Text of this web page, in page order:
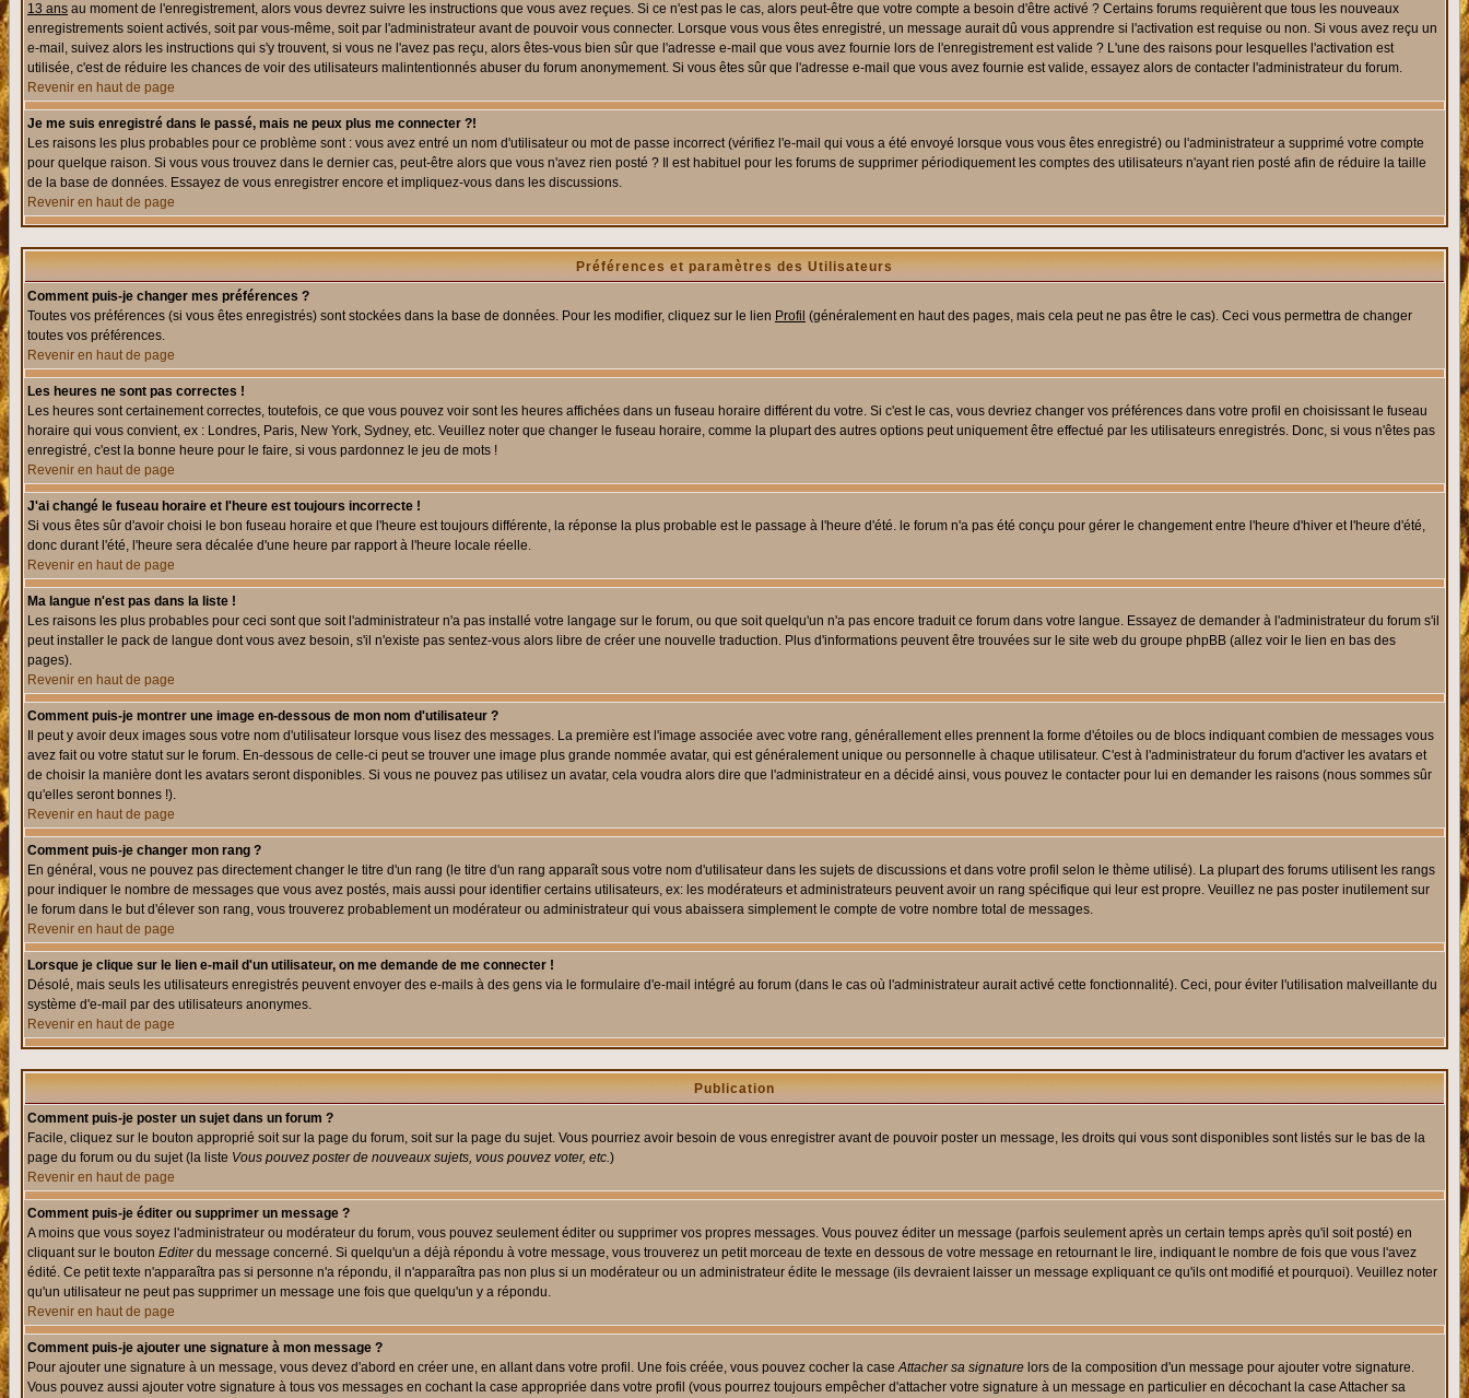
13 ans au moment de l'enregistrement, alors vous devrez suivre les instructions que vous avez reçues. Si ce n'est pas le cas, alors peut-être que votre compte a besoin d'être activé ? Certains forums requièrent que tous les nouveaux
enregistrements soient activés, soit par vous-même, soit par l'administrateur avant de pouvoir vous connecter. Lorsque vous vous êtes enregistré, un message aurait dû vous apprendre si l'activation est requise ou non. Si vous avez reçu un
e-mail, suivez alors les instructions qui s'y trouvent, si vous ne l'avez pas reçu, alors êtes-vous bien sûr que l'adresse e-mail que vous avez fournie lors de l'enregistrement est valide ? L'une des raisons pour lesquelles l'activation est
utilisée, c'est de réduire les chances de voir des utilisateurs malintentionnés abuser du forum anonymement. Si vous êtes sûr que l'adresse e-mail que vous avez fournie est valide, essayez alors de contacter l'administrateur du forum.
Revenir en haut de page
Je me suis enregistré dans le passé, mais ne peux plus me connecter ?!
Les raisons les plus probables pour ce problème sont : vous avez entré un nom d'utilisateur ou mot de passe incorrect (vérifiez l'e-mail qui vous a été envoyé lorsque vous vous êtes enregistré) ou l'administrateur a supprimé votre compte
pour quelque raison. Si vous vous trouvez dans le dernier cas, peut-être alors que vous n'avez rien posté ? Il est habituel pour les forums de supprimer périodiquement les comptes des utilisateurs n'ayant rien posté afin de réduire la taille
de la base de données. Essayez de vous enregistrer encore et impliquez-vous dans les discussions.
Revenir en haut de page
Préférences et paramètres des Utilisateurs
Comment puis-je changer mes préférences ?
Toutes vos préférences (si vous êtes enregistrés) sont stockées dans la base de données. Pour les modifier, cliquez sur le lien Profil (généralement en haut des pages, mais cela peut ne pas être le cas). Ceci vous permettra de changer
toutes vos préférences.
Revenir en haut de page
Les heures ne sont pas correctes !
Les heures sont certainement correctes, toutefois, ce que vous pouvez voir sont les heures affichées dans un fuseau horaire différent du votre. Si c'est le cas, vous devriez changer vos préférences dans votre profil en choisissant le fuseau
horaire qui vous convient, ex : Londres, Paris, New York, Sydney, etc. Veuillez noter que changer le fuseau horaire, comme la plupart des autres options peut uniquement être effectué par les utilisateurs enregistrés. Donc, si vous n'êtes pas
enregistré, c'est la bonne heure pour le faire, si vous pardonnez le jeu de mots !
Revenir en haut de page
J'ai changé le fuseau horaire et l'heure est toujours incorrecte !
Si vous êtes sûr d'avoir choisi le bon fuseau horaire et que l'heure est toujours différente, la réponse la plus probable est le passage à l'heure d'été. le forum n'a pas été conçu pour gérer le changement entre l'heure d'hiver et l'heure d'été,
donc durant l'été, l'heure sera décalée d'une heure par rapport à l'heure locale réelle.
Revenir en haut de page
Ma langue n'est pas dans la liste !
Les raisons les plus probables pour ceci sont que soit l'administrateur n'a pas installé votre langage sur le forum, ou que soit quelqu'un n'a pas encore traduit ce forum dans votre langue. Essayez de demander à l'administrateur du forum s'il
peut installer le pack de langue dont vous avez besoin, s'il n'existe pas sentez-vous alors libre de créer une nouvelle traduction. Plus d'informations peuvent être trouvées sur le site web du groupe phpBB (allez voir le lien en bas des
pages).
Revenir en haut de page
Comment puis-je montrer une image en-dessous de mon nom d'utilisateur ?
Il peut y avoir deux images sous votre nom d'utilisateur lorsque vous lisez des messages. La première est l'image associée avec votre rang, générallement elles prennent la forme d'étoiles ou de blocs indiquant combien de messages vous
avez fait ou votre statut sur le forum. En-dessous de celle-ci peut se trouver une image plus grande nommée avatar, qui est généralement unique ou personnelle à chaque utilisateur. C'est à l'administrateur du forum d'activer les avatars et
de choisir la manière dont les avatars seront disponibles. Si vous ne pouvez pas utilisez un avatar, cela voudra alors dire que l'administrateur en a décidé ainsi, vous pouvez le contacter pour lui en demander les raisons (nous sommes sûr
qu'elles seront bonnes !).
Revenir en haut de page
Comment puis-je changer mon rang ?
En général, vous ne pouvez pas directement changer le titre d'un rang (le titre d'un rang apparaît sous votre nom d'utilisateur dans les sujets de discussions et dans votre profil selon le thème utilisé). La plupart des forums utilisent les rangs
pour indiquer le nombre de messages que vous avez postés, mais aussi pour identifier certains utilisateurs, ex: les modérateurs et administrateurs peuvent avoir un rang spécifique qui leur est propre. Veuillez ne pas poster inutilement sur
le forum dans le but d'élever son rang, vous trouverez probablement un modérateur ou administrateur qui vous abaissera simplement le compte de votre nombre total de messages.
Revenir en haut de page
Lorsque je clique sur le lien e-mail d'un utilisateur, on me demande de me connecter !
Désolé, mais seuls les utilisateurs enregistrés peuvent envoyer des e-mails à des gens via le formulaire d'e-mail intégré au forum (dans le cas où l'administrateur aurait activé cette fonctionnalité). Ceci, pour éviter l'utilisation malveillante du
système d'e-mail par des utilisateurs anonymes.
Revenir en haut de page
Publication
Comment puis-je poster un sujet dans un forum ?
Facile, cliquez sur le bouton approprié soit sur la page du forum, soit sur la page du sujet. Vous pourriez avoir besoin de vous enregistrer avant de pouvoir poster un message, les droits qui vous sont disponibles sont listés sur le bas de la
page du forum ou du sujet (la liste Vous pouvez poster de nouveaux sujets, vous pouvez voter, etc.)
Revenir en haut de page
Comment puis-je éditer ou supprimer un message ?
A moins que vous soyez l'administrateur ou modérateur du forum, vous pouvez seulement éditer ou supprimer vos propres messages. Vous pouvez éditer un message (parfois seulement après un certain temps après qu'il soit posté) en
cliquant sur le bouton Editerdu message concerné. Si quelqu'un a déjà répondu à votre message, vous trouverez un petit morceau de texte en dessous de votre message en retournant le lire, indiquant le nombre de fois que vous l'avez
édité. Ce petit texte n'apparaîtra pas si personne n'a répondu, il n'apparaîtra pas non plus si un modérateur ou un administrateur édite le message (ils devraient laisser un message expliquant ce qu'ils ont modifié et pourquoi). Veuillez noter
qu'un utilisateur ne peut pas supprimer un message une fois que quelqu'un y a répondu.
Revenir en haut de page
Comment puis-je ajouter une signature à mon message ?
Pour ajouter une signature à un message, vous devez d'abord en créer une, en allant dans votre profil. Une fois créée, vous pouvez cocher la caseAttacher sa signature lors de la composition d'un message pour ajouter votre signature.
Vous pouvez aussi ajouter votre signature à tous vos messages en cochant la case appropriée dans votre profil (vous pourrez toujours empêcher d'attacher votre signature à un message en particulier en décochant la case Attacher sa